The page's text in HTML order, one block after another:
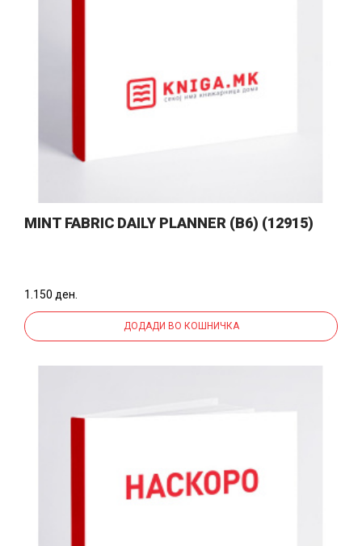
MINT FABRIC DAILY PLANNER (B6) (12915)
1.150 ден.
ДОДАДИ ВО КОШНИЧКА